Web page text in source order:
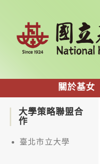
關於基女
大學策略聯盟合
作
臺北市立大學